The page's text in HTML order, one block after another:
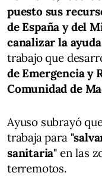
puesto sus
de España y del
canalizar la
trabajo que
de Emergencia y
Comunidad de
Ayuso subrayó
trabaja para
sanitaria" en las
terremotos.